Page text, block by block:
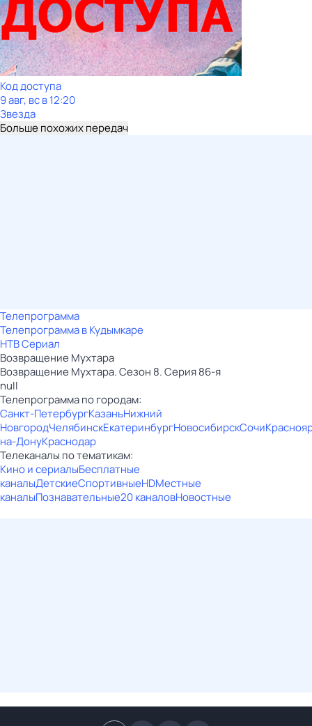
Код доступа
9 авг, вс в 12:20
Звезда
Больше похожих передач
Телепрограмма
Телепрограмма в Кудымкаре
НТВ Сериал
Возвращение Мухтара
Возвращение Мухтара. Сезон 8. Серия 86-я
null
Телепрограмма по городам:
Санкт-ПетербургКазаньНижний
НовгородЧелябинскЕкатеринбургНовосибирскСочи
на-ДонуКраснодар
Телеканалы по тематикам:
Кино и сериалыБесплатные
каналыДетскиеСпортивныеHDМестные
каналыПознавательные20 каналовНовостные